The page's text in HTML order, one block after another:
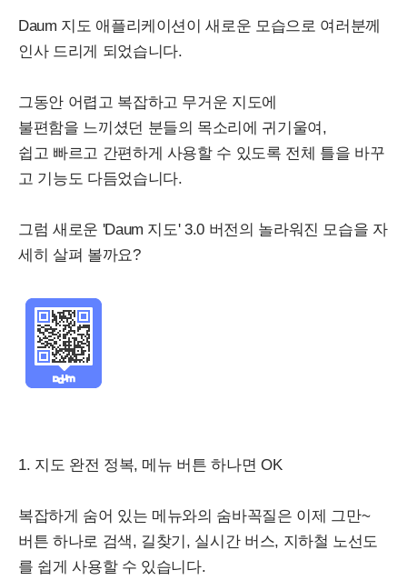
Daum 지도 애플리케이션이 새로운 모습으로 여러분께
인사 드리게 되었습니다.
그동안 어렵고 복잡하고 무거운 지도에
불편함을 느끼셨던 분들의 목소리에 귀기울여,
쉽고 빠르고 간편하게 사용할 수 있도록 전체 틀을 바꾸
고 기능도 다듬었습니다.
그럼 새로운 'Daum 지도' 3.0 버전의 놀라워진 모습을 자
세히 살펴 볼까요?
1. 지도 완전 정복, 메뉴 버튼 하나면 OK
복잡하게 숨어 있는 메뉴와의 숨바꼭질은 이제 그만~
버튼 하나로 검색, 길찾기, 실시간 버스, 지하철 노선도
를 쉽게 사용할 수 있습니다.